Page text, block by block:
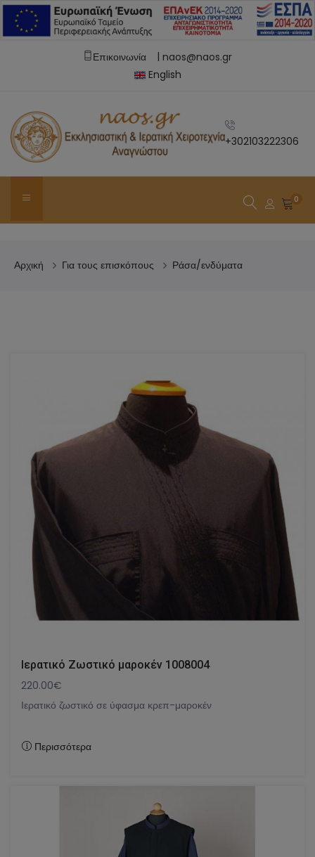
Επικοινωνία | naos@naos.gr
English
+302103222306
0
Αρχική Για τους επισκόπους Ράσα/ενδύματα
Ιερατικό Ζωστικό μαροκέν 1008004
220.00€
Ιερατικό ζωστικό σε ύφασμα κρεπ-μαροκέν
Περισσότερα